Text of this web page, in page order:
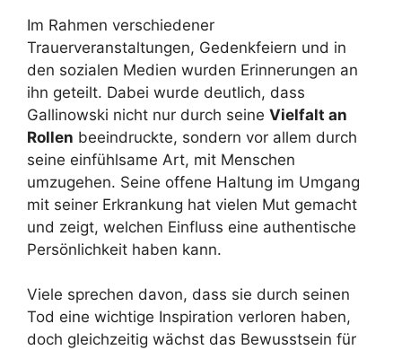
Im Rahmen verschiedener
Trauerveranstaltungen, Gedenkfeiern und in
den sozialen Medien wurden Erinnerungen an
ihn geteilt. Dabei wurde deutlich, dass
Gallinowski nicht nur durch seine Vielfalt an
Rollen beeindruckte, sondern vor allem durch
seine einfühlsame Art, mit Menschen
umzugehen. Seine offene Haltung im Umgang
mit seiner Erkrankung hat vielen Mut gemacht
und zeigt, welchen Einfluss eine authentische
Persönlichkeit haben kann.
Viele sprechen davon, dass sie durch seinen
Tod eine wichtige Inspiration verloren haben,
doch gleichzeitig wächst das Bewusstsein für